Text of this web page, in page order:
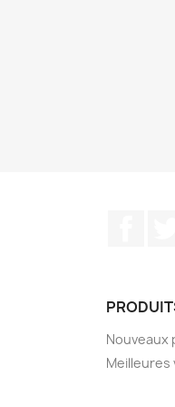
Nouveaux
Meilleures